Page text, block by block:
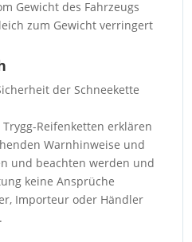
Gewicht des Fahrzeugs
zum Gewicht verringert
der Schneekette
Reifenketten erklären
Warnhinweise und
und beachten werden und
keine Ansprüche
Importeur oder Händler